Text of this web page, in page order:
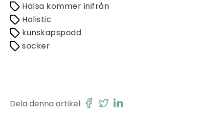
Hälsa kommer inifrån
Holistic
kunskapspodd
socker
Dela denna artikel: